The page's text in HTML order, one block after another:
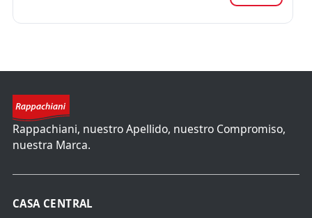
Rappachiani, nuestro Apellido, nuestro Compromiso,
nuestra Marca.
CASA CENTRAL